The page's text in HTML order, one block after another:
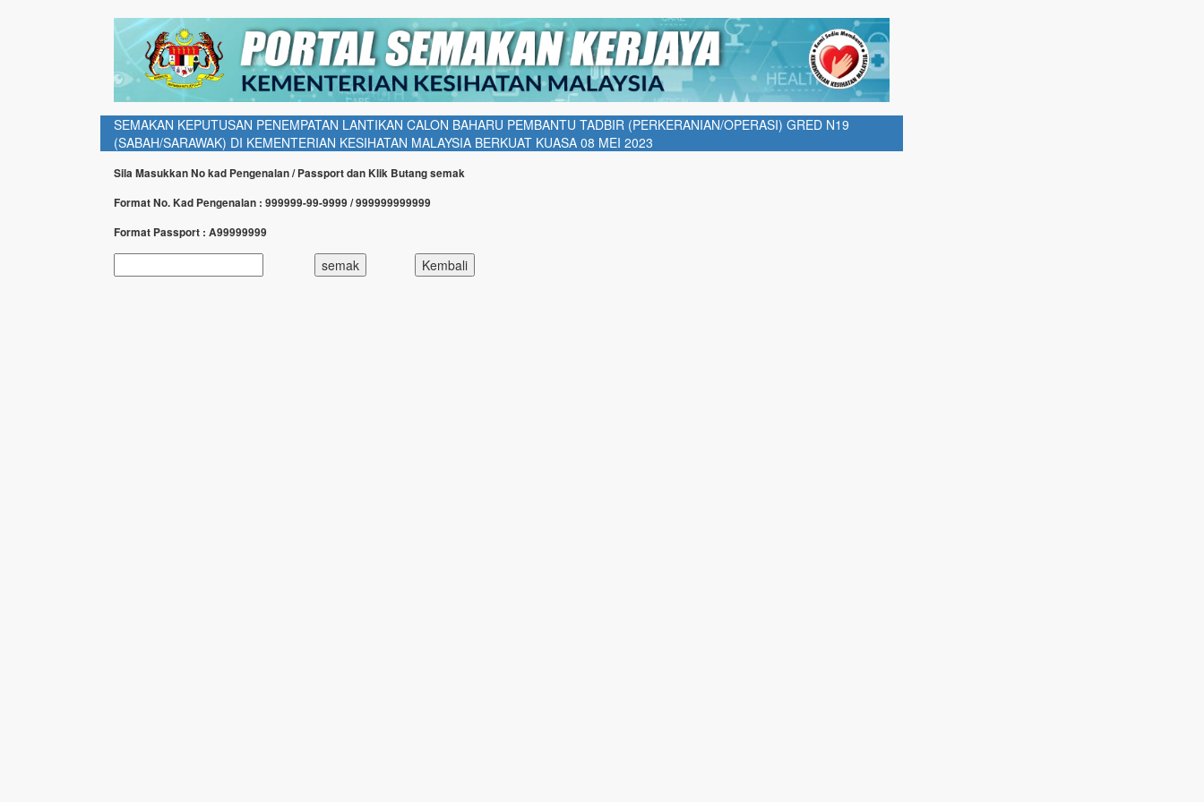
SEMAKAN KEPUTUSAN PENEMPATAN LANTIKAN CALON BAHARU PEMBANTU TADBIR (PERKERANIAN/OPERASI) GRED N19
(SABAH/SARAWAK) DI KEMENTERIAN KESIHATAN MALAYSIA BERKUAT KUASA 08 MEI 2023
Sila Masukkan No kad Pengenalan / Passport dan Klik Butang semak
Format No. Kad Pengenalan : 999999-99-9999 / 999999999999
Format Passport : A99999999